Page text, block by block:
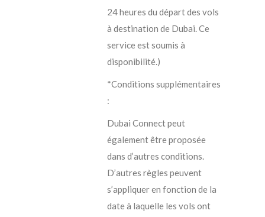
24 heures du départ des vols
à destination de Dubai. Ce
service est soumis à
disponibilité.)
*Conditions supplémentaires
:
Dubai Connect peut
également être proposée
dans d’autres conditions.
D’autres règles peuvent
s’appliquer en fonction de la
date à laquelle les vols ont